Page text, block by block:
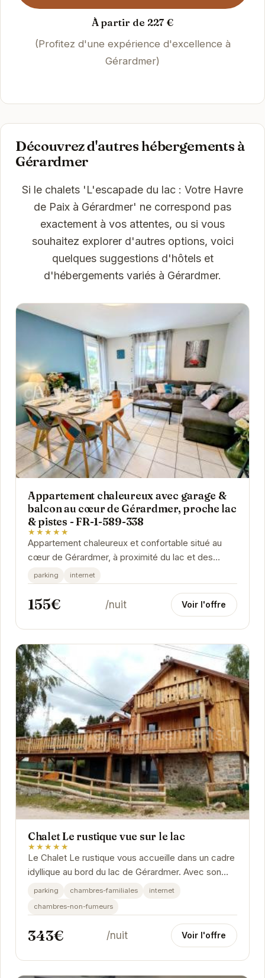
À partir de 227 €
(Profitez d'une expérience d'excellence à
Gérardmer)
Découvrez d'autres hébergements à
Gérardmer
Si le chalets 'L'escapade du lac : Votre Havre
de Paix à Gérardmer' ne correspond pas
exactement à vos attentes, ou si vous
souhaitez explorer d'autres options, voici
quelques suggestions d'hôtels et
d'hébergements variés à Gérardmer.
Appartement chaleureux avec garage &
balcon au cœur de Gérardmer, proche lac
& pistes - FR-1-589-338
★★★★★
Appartement chaleureux et confortable situé au
cœur de Gérardmer, à proximité du lac et des
pistes de ski. Idéal pour un séjour en famille ou...
parking internet
155€ /nuit Voir l'offre
Chalet Le rustique vue sur le lac
★★★★★
Le Chalet Le rustique vous accueille dans un cadre
idyllique au bord du lac de Gérardmer. Avec son
ambiance chaleureuse et ses équipements...
parking chambres-familiales
internet
chambres-non-fumeurs
343€ /nuit Voir l'offre